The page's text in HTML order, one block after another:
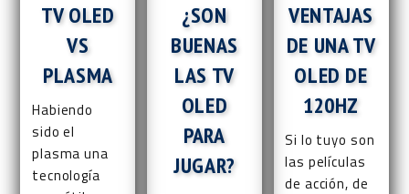
TV OLED
VS
PLASMA
Habiendo
sido el
plasma una
tecnología
¿SON
BUENAS
LAS TV
OLED
PARA
JUGAR?
VENTAJAS
DE UNA TV
OLED DE
120HZ
Si lo tuyo son
las películas
de acción, de